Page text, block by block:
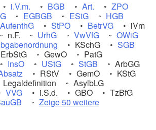
i.V.m. BGB Art.
ZPO
EGBGB EStG
HGB
AufenthG StPO BetrVG
iVm
n.F. UrhG VwVfG
OWiG
KSchG
SGB
ErbStG GewO
PatG
InsO UStG StGB
ArbGG
RStV GemO
KStG
Legaldefinition
AsylbLG
VVG i.S.d. GBO
TzBfG
Zeige 50 weitere